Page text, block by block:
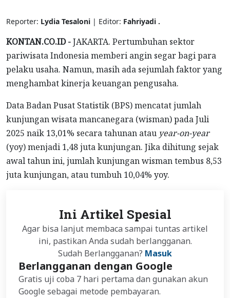
Reporter: Lydia Tesaloni | Editor: Fahriyadi .
KONTAN.CO.ID -JAKARTA. Pertumbuhan sektor
pariwisata Indonesia memberi angin segar bagi para
pelaku usaha. Namun, masih ada sejumlah faktor yang
menghambat kinerja keuangan pengusaha.
Data Badan Pusat Statistik (BPS) mencatat jumlah
kunjungan wisata mancanegara (wisman) pada Juli
2025 naik 13,01% secara tahunan atau year-on-year
(yoy) menjadi 1,48 juta kunjungan. Jika dihitung sejak
awal tahun ini, jumlah kunjungan wisman tembus 8,53
juta kunjungan, atau tumbuh 10,04% yoy.
Ini Artikel Spesial
Agar bisa lanjut membaca sampai tuntas artikel
ini, pastikan Anda sudah berlangganan.
Sudah Berlangganan? Masuk
Berlangganan dengan Google
Gratis uji coba 7 hari pertama dan gunakan akun
Google sebagai metode pembayaran.